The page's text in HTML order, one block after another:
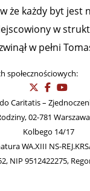
że każdy byt jest
w
w pełni
społecznościowych:
Caritatis –
02-781
Kolbego 14/17
WA.XIII NS-
NIP 9512422275,